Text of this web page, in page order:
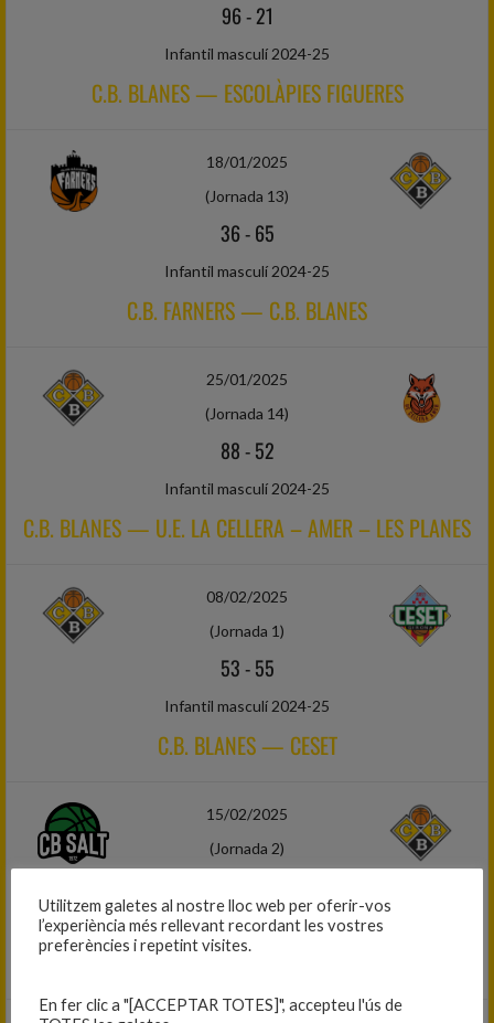
96-21
Infantil masculí 2024-25
C.B. BLANES — ESCOLÀPIES FIGUERES
18/01/2025
(Jornada 13)
36-65
Infantil masculí 2024-25
C.B. FARNERS — C.B. BLANES
25/01/2025
(Jornada 14)
88-52
Infantil masculí 2024-25
C.B. BLANES — U.E. LA CELLERA – AMER – LES PLANES
08/02/2025
(Jornada 1)
53-55
Infantil masculí 2024-25
C.B. BLANES — CESET
15/02/2025
(Jornada 2)
Infantil masculí 2024-25
C.B. SALT — C.B. BLANES
Utilitzem galetes al nostre lloc web per oferir-vos
l’experiència més rellevant recordant les vostres
preferències i repetint visites.
En fer clic a "[ACCEPTAR TOTES]", accepteu l'ús de